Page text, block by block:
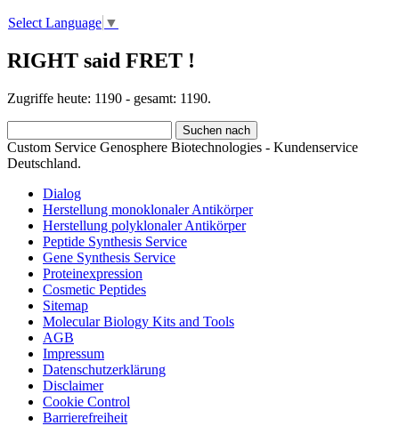
Select Language ▼
RIGHT said FRET !
Zugriffe heute: 1190 - gesamt: 1190.
Custom Service Genosphere Biotechnologies - Kundenservice
Deutschland.
Dialog
Herstellung monoklonaler Antikörper
Herstellung polyklonaler Antikörper
Peptide Synthesis Service
Gene Synthesis Service
Proteinexpression
Cosmetic Peptides
Sitemap
Molecular Biology Kits and Tools
AGB
Impressum
Datenschutzerklärung
Disclaimer
Cookie Control
Barrierefreiheit